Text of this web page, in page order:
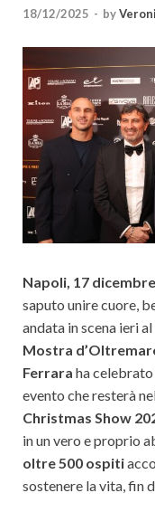
18/12/2025 - by
Napoli, 17
saputo unire cuore,
andata in scena ieri al
Mostra
Ferrara ha celebrato
evento che resterà
Christmas Show
in un vero e proprio
oltre 500 ospiti
sostenere la vita, fin